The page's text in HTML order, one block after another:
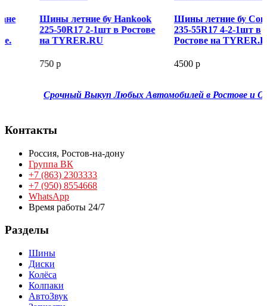
Шины летние бу Hankook
225-50R17 2-1шт в Ростове
на TYRER.RU
Шины летние бу Continental
235-55R17 4-2-1шт в
Ростове на TYRER.RU
Срочный Выкуп Любых Автомобилей в Ростове и
Контакты
Россия, Ростов-на-дону
Группа ВК
+7 (863) 2303333
+7 (950) 8554668
WhatsApp
Время работы 24/7
Разделы
Шины
Диски
Колёса
Колпаки
АвтоЗвук